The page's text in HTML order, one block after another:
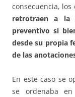
consecuencia,
retrotraen a la
preventivo si
desde su propia
de las
En este caso se
se ordenaba